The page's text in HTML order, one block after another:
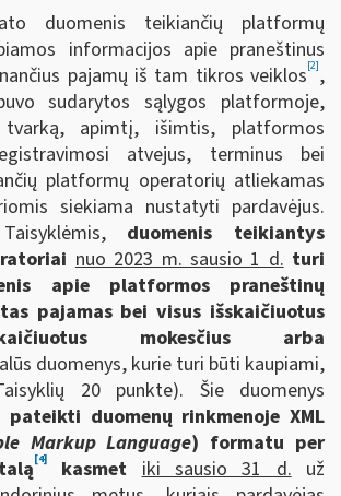
duomenis teikiančių platformų
informacijos apie praneštinus
pajamų iš tam tikros veiklos[2],
sudarytos sąlygos platformoje,
tvarką, apimtį, išimtis, platformos
atvejus, terminus bei
platformų operatorių atliekamas
siekiama nustatyti pardavėjus.
duomenis teikiantys
nuo 2023 m. sausio 1 d. turi
apie
platformos praneštinų
pajamas bei visus išskaičiuotus
mokesčius arba
duomenys, kurie turi būti kaupiami,
20 punkte). Šie duomenys
duomenų rinkmenoje XML
Markup Language) formatu per
[4]kasmetiki sausio 31 d.už